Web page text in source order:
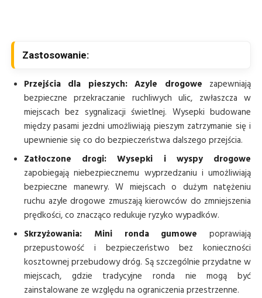
Zastosowanie:
Przejścia dla pieszych: Azyle drogowe zapewniają
bezpieczne przekraczanie ruchliwych ulic, zwłaszcza w
miejscach bez sygnalizacji świetlnej. Wysepki budowane
między pasami jezdni umożliwiają pieszym zatrzymanie się i
upewnienie się co do bezpieczeństwa dalszego przejścia.
Zatłoczone drogi:
Wysepki i wyspy drogowe
zapobiegają niebezpiecznemu wyprzedzaniu i umożliwiają
bezpieczne manewry. W miejscach o dużym natężeniu
ruchu azyle drogowe zmuszają kierowców do zmniejszenia
prędkości, co znacząco redukuje ryzyko wypadków.
Skrzyżowania:
Mini ronda gumowe poprawiają
przepustowość i bezpieczeństwo bez konieczności
kosztownej przebudowy dróg. Są szczególnie przydatne w
miejscach, gdzie tradycyjne ronda nie mogą być
zainstalowane ze względu na ograniczenia przestrzenne.